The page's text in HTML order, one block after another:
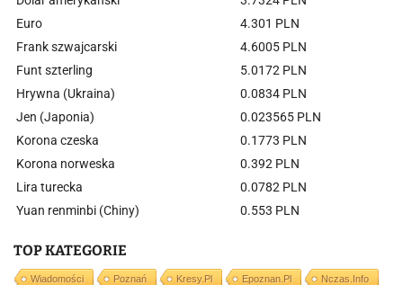
Euro
4.301 PLN
Frank szwajcarski
4.6005 PLN
Funt szterling
5.0172 PLN
Hrywna (Ukraina)
0.0834 PLN
Jen (Japonia)
0.023565 PLN
Korona czeska
0.1773 PLN
Korona norweska
0.392 PLN
Lira turecka
0.0782 PLN
Yuan renminbi (Chiny)
0.553 PLN
TOP KATEGORIE
Wiadomości Poznań Kresy.pl Epoznan.pl Nczas.info